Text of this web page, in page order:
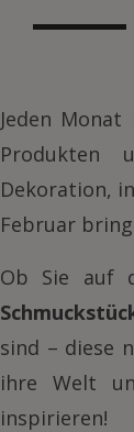
Jeden
Produkten
Dekoration,
Februar
Ob Sie auf
sind – diese
ihre Welt
inspirieren!